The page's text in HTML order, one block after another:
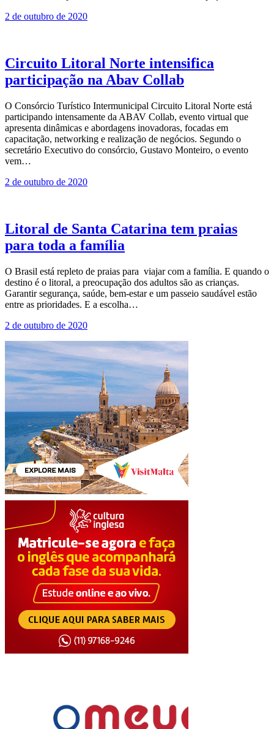
2 de outubro de 2020
Circuito Litoral Norte intensifica
participação na Abav Collab
O Consórcio Turístico Intermunicipal Circuito Litoral Norte está
participando intensamente da ABAV Collab, evento virtual que
apresenta dinâmicas e abordagens inovadoras, focadas em
capacitação, networking e realização de negócios. Segundo o
secretário Executivo do consórcio, Gustavo Monteiro, o evento
vem…
2 de outubro de 2020
Litoral de Santa Catarina tem praias
para toda a família
O Brasil está repleto de praias para viajar com a família. E quando o
destino é o litoral, a preocupação dos adultos são as crianças.
Garantir segurança, saúde, bem-estar e um passeio saudável estão
entre as prioridades. E a escolha…
2 de outubro de 2020